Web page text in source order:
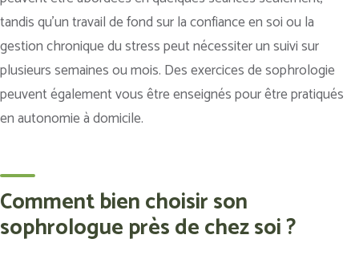
tandis qu’un travail de fond sur la confiance en soi ou la
gestion chronique du stress peut nécessiter un suivi sur
plusieurs semaines ou mois. Des exercices de sophrologie
peuvent également vous être enseignés pour être pratiqués
en autonomie à domicile.
Comment bien choisir son
sophrologue près de chez soi ?